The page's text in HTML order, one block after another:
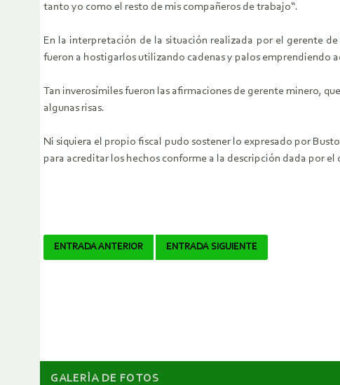
tanto yo como el resto de mis compañeros de trabajo“.
En la interpretación de la situación realizada por el gerente
fueron a hostigarlos utilizando cadenas y palos emprendiendo
Tan inverosímiles fueron las afirmaciones de gerente minero,
algunas risas.
Ni siquiera el propio fiscal pudo sostener lo expresado por
para acreditar los hechos conforme a la descripción dada por
Navegador
ENTRADA ANTERIOR ENTRADA SIGUIENTE
GALERÌA DE FOTOS